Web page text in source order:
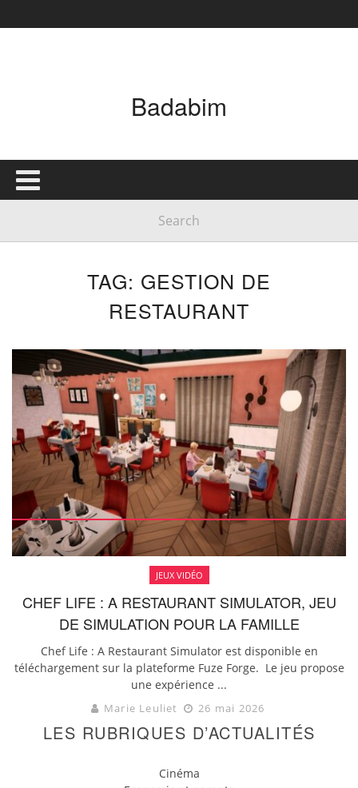
Badabim
TAG: GESTION DE
RESTAURANT
JEUX VIDÉO
CHEF LIFE : A RESTAURANT SIMULATOR, JEU
DE SIMULATION POUR LA FAMILLE
Chef Life : A Restaurant Simulator est disponible en
téléchargement sur la plateforme Fuze Forge. Le jeu propose
une expérience ...
Marie Leuliet 26 mai 2026
LES RUBRIQUES D’ACTUALITÉS
Cinéma